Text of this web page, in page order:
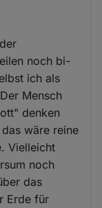
noch bi-
ich als
Mensch
denken
wäre reine
Vielleicht
noch
das
Erde für